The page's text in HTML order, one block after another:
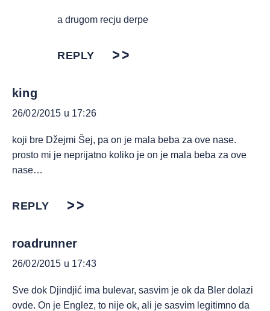
a drugom recju derpe
REPLY
king
26/02/2015 u 17:26
koji bre Džejmi Šej, pa on je mala beba za ove nase.
prosto mi je neprijatno koliko je on je mala beba za ove
nase…
REPLY
roadrunner
26/02/2015 u 17:43
Sve dok Djindjić ima bulevar, sasvim je ok da Bler dolazi
ovde. On je Englez, to nije ok, ali je sasvim legitimno da